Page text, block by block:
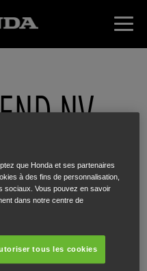
NV
que Honda et ses partenaires
à des fins de personnalisation,
sociaux. Vous pouvez en savoir
dans notre centre de
tous les cookies